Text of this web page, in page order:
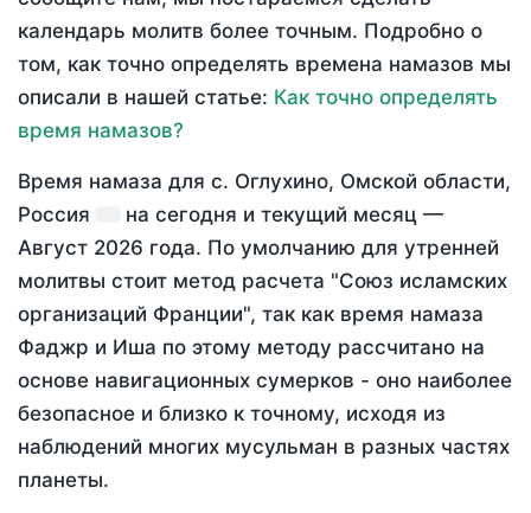
календарь молитв более точным. Подробно о
том, как точно определять времена намазов мы
описали в нашей статье: Как точно определять
время намазов?
Время намаза для с. Оглухино, Омской области,
Россия
на сегодня и текущий месяц —
Август 2026 года. По умолчанию для утренней
молитвы стоит метод расчета "Союз исламских
организаций Франции", так как время намаза
Фаджр и Иша по этому методу рассчитано на
основе навигационных сумерков - оно наиболее
безопасное и близко к точному, исходя из
наблюдений многих мусульман в разных частях
планеты.